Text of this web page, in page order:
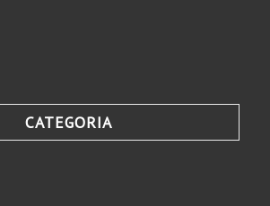
CATEGORIA